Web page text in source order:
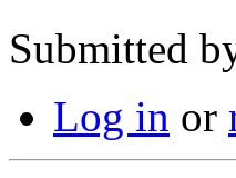
Submitted
Log in or